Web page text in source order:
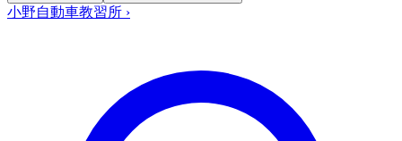
小野自動車教習所 ›